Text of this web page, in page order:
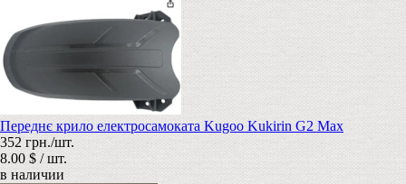
Переднє крило електросамоката Kugoo Kukirin G2 Max
352 грн./шт.
8.00 $ / шт.
в наличии